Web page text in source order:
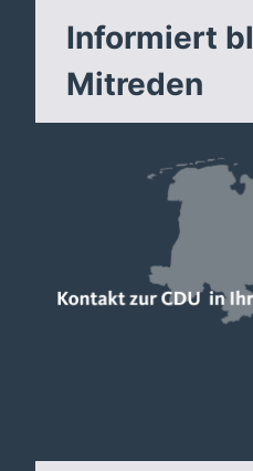
Informiert
Mitreden